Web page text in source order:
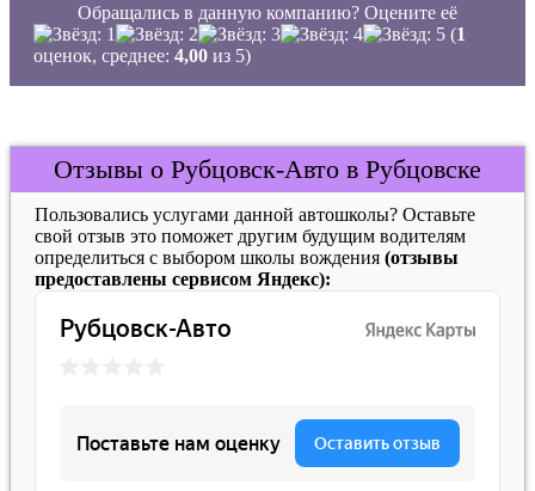
Обращались в данную компанию? Оцените её
(1
оценок, среднее: 4,00 из 5)
Отзывы о Рубцовск-Авто в Рубцовске
Пользовались услугами данной автошколы? Оставьте
свой отзыв это поможет другим будущим водителям
определиться с выбором школы вождения (отзывы
предоставлены сервисом Яндекс):